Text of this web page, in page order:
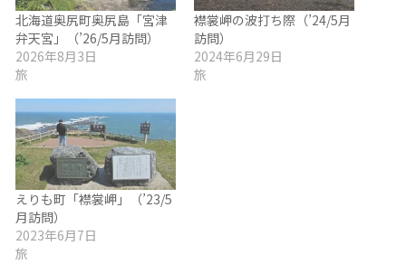
北海道奥尻町奥尻島「宮津
弁天宮」（’26/5月訪問）
2026年8月3日
旅
襟裳岬の波打ち際（’24/5月
訪問）
2024年6月29日
旅
えりも町「襟裳岬」（’23/5
月訪問）
2023年6月7日
旅